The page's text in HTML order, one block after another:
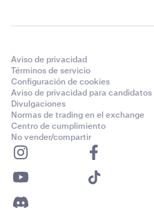
Aviso de privacidad
Términos de servicio
Configuración de cookies
Aviso de privacidad para candidatos
Divulgaciones
Normas de trading en el exchange
Centro de cumplimiento
No vender/compartir